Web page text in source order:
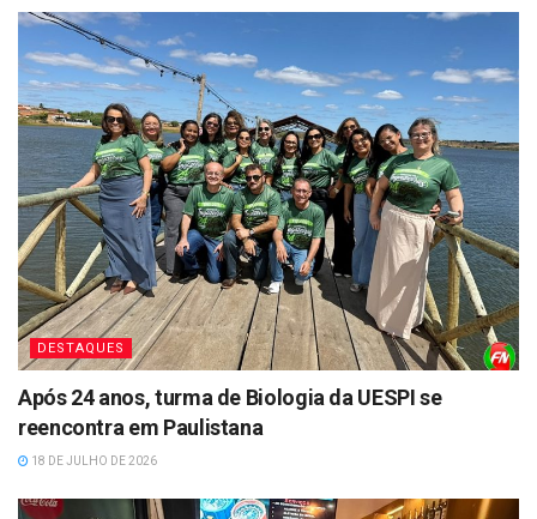
DESTAQUES
Após 24 anos, turma de Biologia da UESPI se
reencontra em Paulistana
18 DE JULHO DE 2026